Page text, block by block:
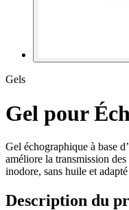
Gels
Gel pour
Gel échographique à base
améliore la transmission
inodore, sans huile et
Description du